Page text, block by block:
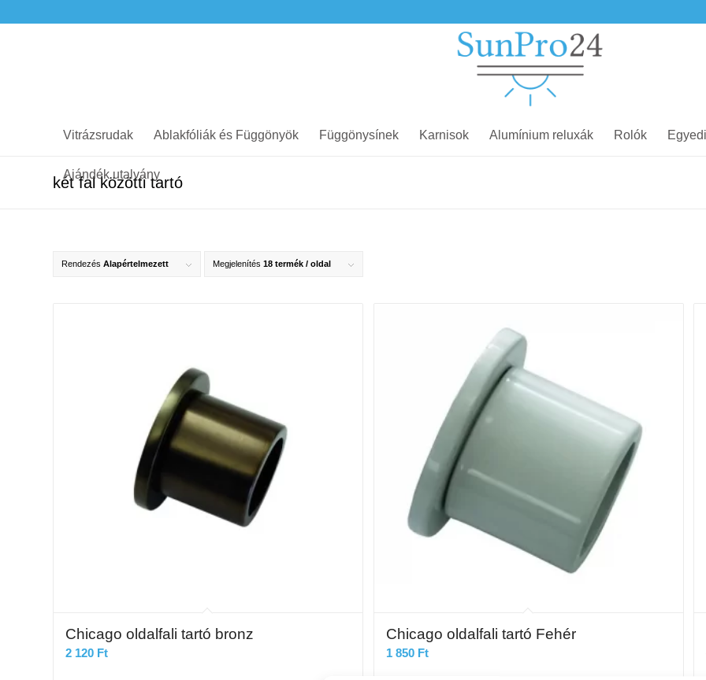
Vitrázsrudak Ablakfóliák és Függönyök Függönysínek Karnisok Alumínium reluxák Rolók
Ajándék utalvány
két fal közötti tartó
Rendezés Alapértelmezett Megjelenítés 18 termék / oldal
Chicago oldalfali tartó bronz
2 120 Ft
Chicago oldalfali tartó Fehér
1 850 Ft